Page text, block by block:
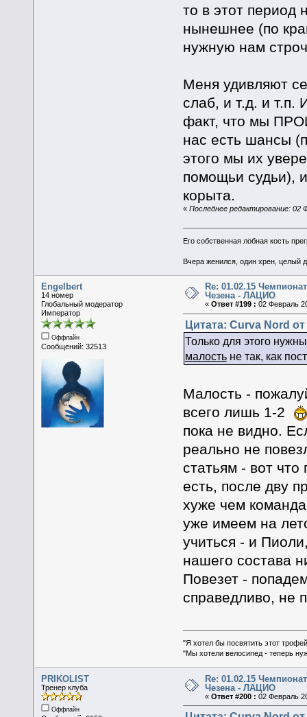
то в этот
нынешнее (по
нужную нам
Меня удивляют
слаб, и т.д. и т.п.
факт, что мы
нас есть шансы
этого мы их
помощьи судьи),
корыта.
« Последнее редактирование: 02
Его собственная лобная кость
Вчера женился, один хрен, целый
Engelbert
14 номер
Глобальный модератор
Император
Оффлайн
Сообщений: 32513
Re: 01.02.15
Чезена - ЛАЦИО
«Ответ #199 : 02 Февраль
Цитата: Curva Nord
Только для этого
малостьне так, как
Малость -
всего лишь 1-2
пока не видно.
реально не
статьям - вот
есть, после дву
хуже чем
уже имеем на
учиться - и
нашего состава
Повезет -
справедливо, не
"Я хотел бы посвятить этот
"Мы хотели велосипед - теперь
PRIKOLIST
Тренер клуба
Оффлайн
Re: 01.02.15
Чезена - ЛАЦИО
«Ответ #200 : 02 Февраль